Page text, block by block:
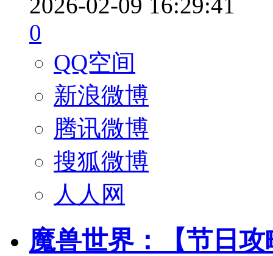
2026-02-09 16:29:41
0
QQ空间
新浪微博
腾讯微博
搜狐微博
人人网
魔兽世界：【节日